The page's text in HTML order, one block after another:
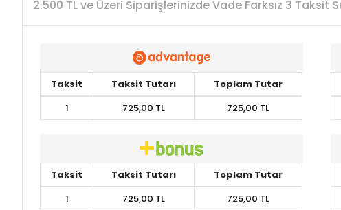
2.500 TL ve Üzeri Siparişlerinizde Vade Farksız 3 Taksit
Taksit Taksit Tutarı
Toplam Tutar
1
725,00 TL 725,00 TL
Taksit Taksit Tutarı
Toplam Tutar
1
725,00 TL 725,00 TL